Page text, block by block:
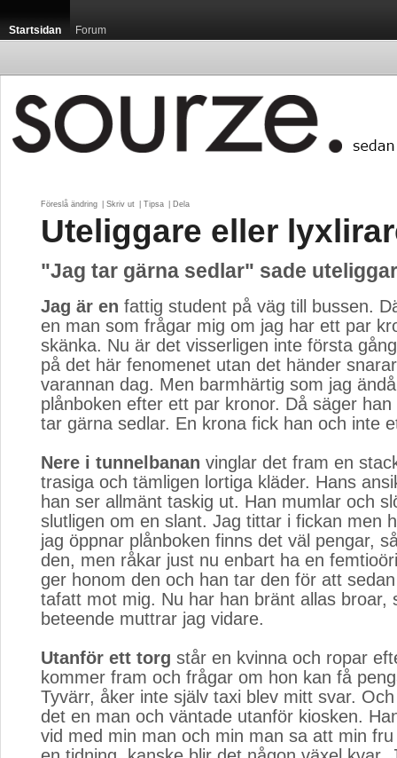
Startsidan Forum
Föreslå ändring Skriv ut Tipsa Dela
Uteliggare eller
"Jag tar gärna sedlar" sade
Jag är en fattig student på väg till bussen.
en man som frågar mig om jag har ett par
skänka. Nu är det visserligen inte första
på det här fenomenet utan det händer
varannan dag. Men barmhärtig som jag
plånboken efter ett par kronor. Då säger
tar gärna sedlar. En krona fick han och inte
Nere i tunnelbanan vinglar det fram en
trasiga och tämligen lortiga kläder. Hans
han ser allmänt taskig ut. Han mumlar och
slutligen om en slant. Jag tittar i fickan men
jag öppnar plånboken finns det väl pengar,
den, men råkar just nu enbart ha en
ger honom den och han tar den för att
tafatt mot mig. Nu har han bränt allas broar,
beteende muttrar jag vidare.
Utanför ett torg står en kvinna och ropar
kommer fram och frågar om hon kan få
Tyvärr, åker inte själv taxi blev mitt svar.
det en man och väntade utanför kiosken.
vid med min man och min man sa att min